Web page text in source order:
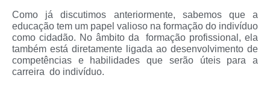
Como já discutimos anteriormente, sabemos que a
educação tem um papel valioso na formação do indivíduo
como cidadão. No âmbito da formação profissional, ela
também está diretamente ligada ao desenvolvimento de
competências e habilidades que serão úteis para a
carreira do indivíduo.